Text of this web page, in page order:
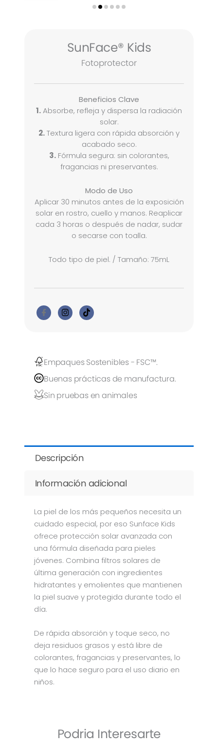
SunFace® Kids
Fotoprotector
Beneficios Clave
1.Absorbe, refleja y dispersa la radiación
solar.
2.Textura ligera con rápida absorción y
acabado seco.
3.Fórmula segura: sin colorantes,
fragancias ni preservantes.
Modo de Uso
Aplicar 30 minutos antes de la exposición
solar en rostro, cuello y manos. Reaplicar
cada 3 horas o después de nadar, sudar
o secarse con toalla.
Todo tipo de piel. / Tamaño: 75mL
Empaques Sostenibles - FSC™.
Buenas prácticas de manufactura.
Sin pruebas en animales
Descripción
Información adicional
La piel de los más pequeños necesita un
cuidado especial, por eso Sunface Kids
ofrece protección solar avanzada con
una fórmula diseñada para pieles
jóvenes. Combina filtros solares de
última generación con ingredientes
hidratantes y emolientes que mantienen
la piel suave y protegida durante todo el
día.
De rápida absorción y toque seco, no
deja residuos grasos y está libre de
colorantes, fragancias y preservantes, lo
que lo hace seguro para el uso diario en
niños.
Podria Interesarte